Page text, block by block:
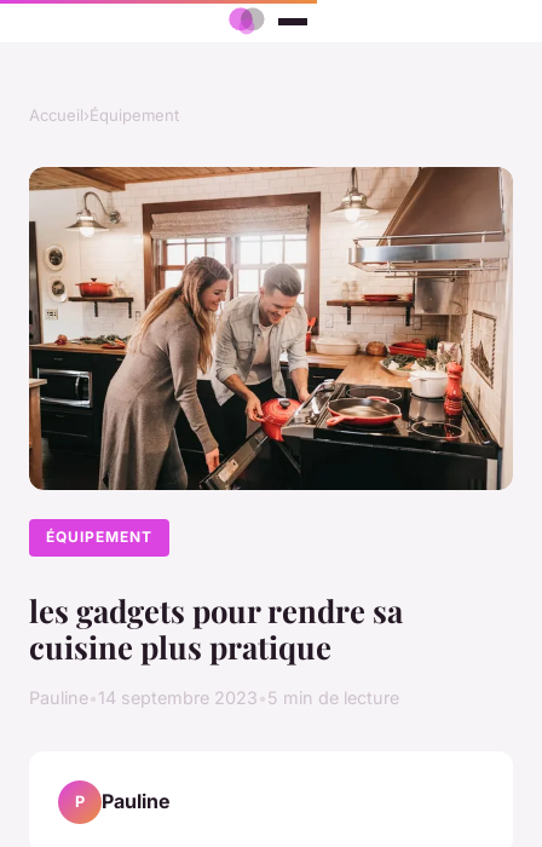
Accueil›Équipement
ÉQUIPEMENT
les gadgets pour rendre sa
cuisine plus pratique
Pauline•14 septembre 2023•5 min de lecture
P Pauline